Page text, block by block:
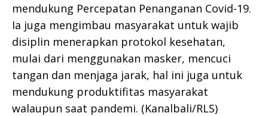
mendukung Percepatan Penanganan Covid-19.
Ia juga mengimbau masyarakat untuk wajib
disiplin menerapkan protokol kesehatan,
mulai dari menggunakan masker, mencuci
tangan dan menjaga jarak, hal ini juga untuk
mendukung produktifitas masyarakat
walaupun saat pandemi. (Kanalbali/RLS)